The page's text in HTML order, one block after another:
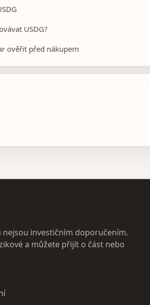
USDG?
ověřit před nákupem
investičním doporučením.
a můžete přijít o část nebo